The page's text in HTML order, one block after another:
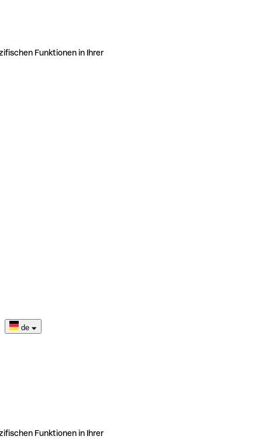
Funktionen in Ihrer
de
Funktionen in Ihrer